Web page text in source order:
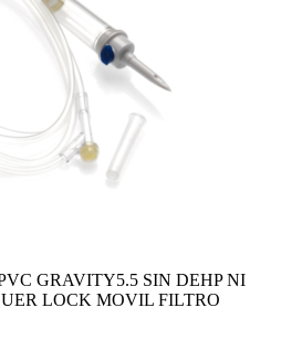
GRAVITY5.5 SIN DEHP NI
LOCK MOVIL FILTRO